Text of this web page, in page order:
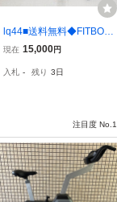
lq44■送料無料◆FITBOX
◆FITBOX-LITE◆FBX-00
バイク◆フィットネスバ
現在 15,000円
入札 - 残り 3日
注目度 No.1